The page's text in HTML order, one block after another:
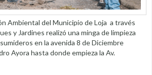
Ambiental del Municipio de Loja a través
y Jardines realizó una minga de limpieza
en la avenida 8 de Diciembre
Ayora hasta donde empieza la Av.